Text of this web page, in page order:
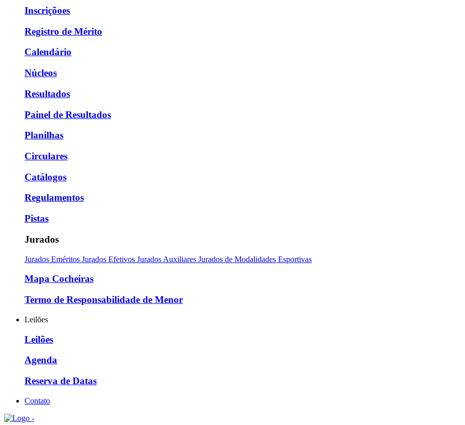
Inscriçõoes
Registro de Mérito
Calendário
Núcleos
Resultados
Painel de Resultados
Planilhas
Circulares
Catálogos
Regulamentos
Pistas
Jurados
Jurados Eméritos Jurados Efetivos Jurados Auxiliares Jurados de Modalidades Esportivas
Mapa Cocheiras
Termo de Responsabilidade de Menor
Leilões
Leilões
Agenda
Reserva de Datas
Contato